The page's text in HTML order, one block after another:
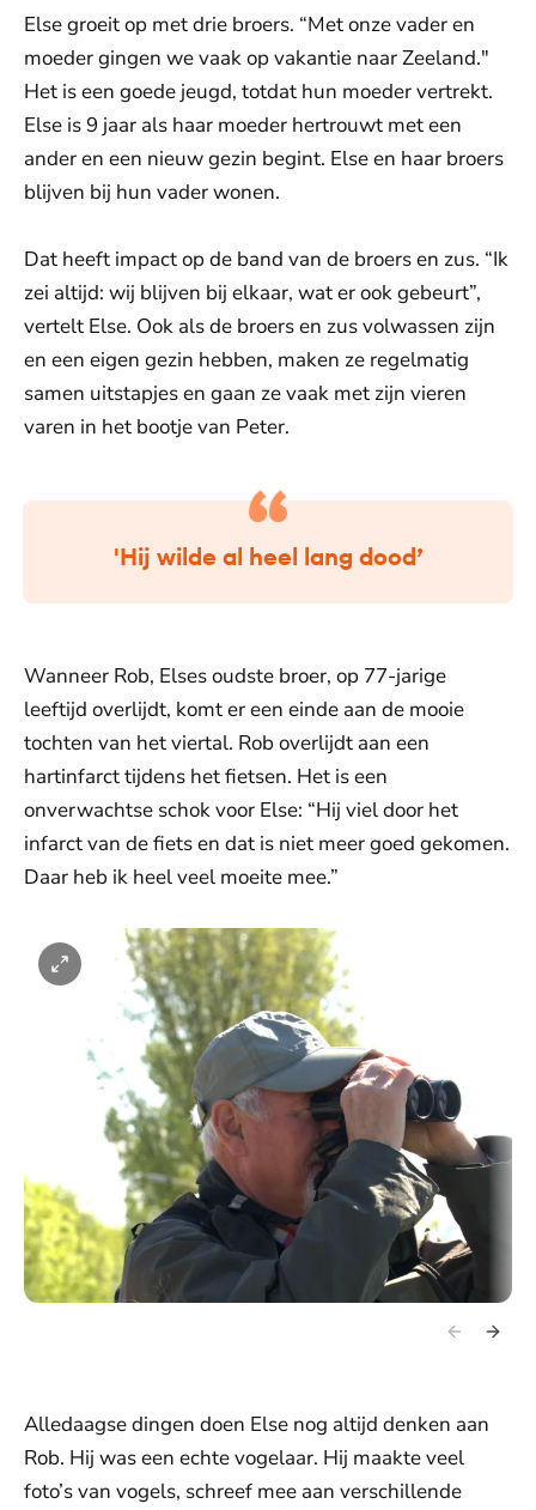
Else groeit op met drie broers. “Met onze vader en
moeder gingen we vaak op vakantie naar Zeeland."
Het is een goede jeugd, totdat hun moeder vertrekt.
Else is 9 jaar als haar moeder hertrouwt met een
ander en een nieuw gezin begint. Else en haar broers
blijven bij hun vader wonen.
Dat heeft impact op de band van de broers en zus. “Ik
zei altijd: wij blijven bij elkaar, wat er ook gebeurt”,
vertelt Else. Ook als de broers en zus volwassen zijn
en een eigen gezin hebben, maken ze regelmatig
samen uitstapjes en gaan ze vaak met zijn vieren
varen in het bootje van Peter.
'Hij wilde al heel lang dood’
Wanneer Rob, Elses oudste broer, op 77-jarige
leeftijd overlijdt, komt er een einde aan de mooie
tochten van het viertal. Rob overlijdt aan een
hartinfarct tijdens het fietsen. Het is een
onverwachtse schok voor Else: “Hij viel door het
infarct van de fiets en dat is niet meer goed gekomen.
Daar heb ik heel veel moeite mee.”
Alledaagse dingen doen Else nog altijd denken aan
Rob. Hij was een echte vogelaar. Hij maakte veel
foto’s van vogels, schreef mee aan verschillende